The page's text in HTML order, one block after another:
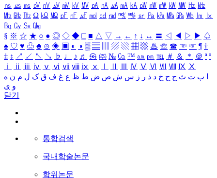
㎱ ㎲ ㎳ ㎴ ㎵ ㎶ ㎷ ㎸ ㎹ ㎀ ㎁ ㎂ ㎃ ㎄ ㎺ ㎻ ㎽ ㎾ ㎿ ㎐ ㎑
㎒ ㎓ ㎔ Ω ㏀ ㏁ ㎊ ㎋ ㎌ ㏖ ㏅ ㎭ ㎮ ㎯ ㏛ ㎩ ㎪ ㎫ ㎬ ㏝ ㏐
㏓
㏃ ㏉ ㏜ ㏆
§ ※ ☆ ★ ○ ● ◎ ◇ ◆ □ ■ △ ▽ → ← ↑ ↓ ↔ 〓 ◁ ◀ ▷ ▶ ♤
♠ ♡ ♥ ♧ ♣ ⊙ ◈ ▣ ◐ ◑ ▒ ▤ ▨ ▧ ▦ ▩ ♨ ☏ ☎ ☜ ☞ ¶ †
‡ ↕ ↗ ↙ ↖ ↘ ♭ ♩ ♪ ♬ ㉿ ㈜ № ㏇ ™ ㏂ ㏘ ℡ ＃ ＆ ＊ ＠ ª º
ⅰ
ⅱ ⅲ ⅳ ⅴ ⅵ ⅶ ⅷ ⅸ ⅹ Ⅳ Ⅴ Ⅵ Ⅶ Ⅷ Ⅸ Ⅹ
ب ت ث ج ح خ د ذ ر ز س ش ص ض ط ظ ع غ ف ق ک ل م ن ه
و ی
닫기
통합검색
국내학술논문
학위논문